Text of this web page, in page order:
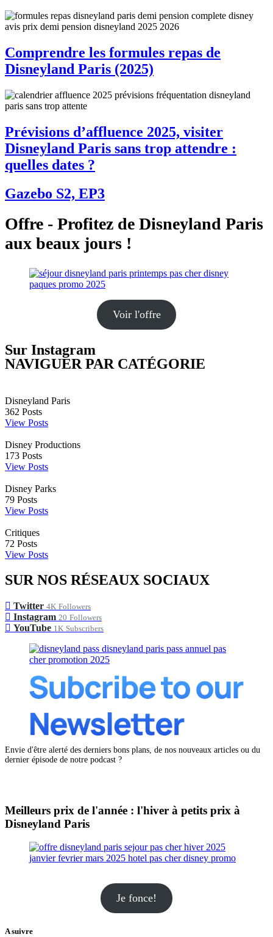
Comprendre les formules repas de
Disneyland Paris (2025)
Prévisions d’affluence 2025, visiter
Disneyland Paris sans trop attendre :
quelles dates ?
Gazebo S2, EP3
Offre - Profitez de Disneyland Paris
aux beaux jours !
Voir l'offre
Sur Instagram
NAVIGUER PAR CATÉGORIE
Disneyland Paris
362 Posts
View Posts
Disney Productions
173 Posts
View Posts
Disney Parks
79 Posts
View Posts
Critiques
72 Posts
View Posts
SUR NOS RÉSEAUX SOCIAUX
Twitter 4K Followers
Instagram 20 Followers
YouTube 1K Subscribers
Envie d'être alerté des derniers bons plans, de nos nouveaux articles ou du
dernier épisode de notre podcast ?
Meilleurs prix de l'année : l'hiver à petits prix à
Disneyland Paris
Je fonce!
A suivre